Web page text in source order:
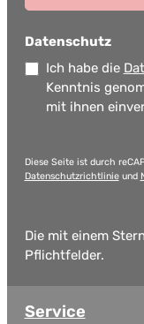
Datenschutz
Ich habe die
Kenntnis
mit ihnen
Diese Seite ist durch
Datenschutzrichtlinieund
Die mit einem
Pflichtfelder.
Service